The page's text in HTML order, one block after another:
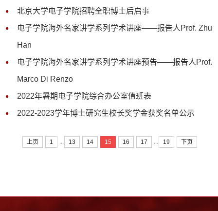
北京大学电子学院招聘全职博士后启事
电子学院海外名家讲学系列学术讲座——报告人Prof. Zhu
Han
电子学院海外名家讲学系列学术讲座预告——报告人Prof.
Marco Di Renzo
2022年暑期电子学院综合办公室值班表
2022-2023学年博士研究生校长奖学金获奖名单公示
上页 1 ... 13 14 15 16 17 ... 19 下页